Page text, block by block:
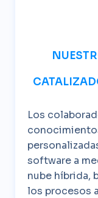
Los
software a
nube híbrida,
los procesos